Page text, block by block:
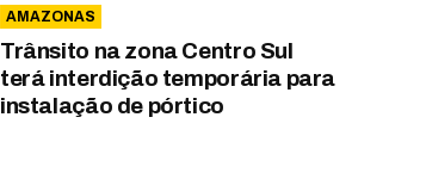
AMAZONAS
Trânsito na zona Centro Sul
terá interdição temporária para
instalação de pórtico